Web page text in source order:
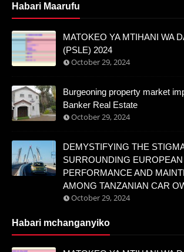
Habari Maarufu
MATOKEO YA MTIHANI WA
(PSLE) 2024
October 29, 2024
Burgeoning property market
Banker Real Estate
October 29, 2024
DEMYSTIFYING THE
SURROUNDING
PERFORMANCE AND
AMONG TANZANIAN CAR
October 29, 2024
Habari mchanganyiko